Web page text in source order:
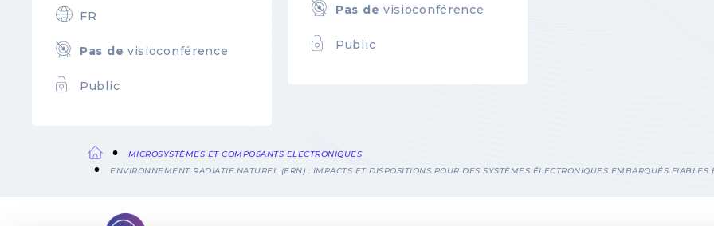
FR
Pas de visioconférence
Public
Pas de visioconférence
Public
MICROSYSTÈMES ET COMPOSANTS ELECTRONIQUES
ENVIRONNEMENT RADIATIF NATUREL (ERN) : IMPACTS ET DISPOSITIONS POUR DES SYSTÈMES ÉLECTRONIQUES EMBARQUÉS FIABLES